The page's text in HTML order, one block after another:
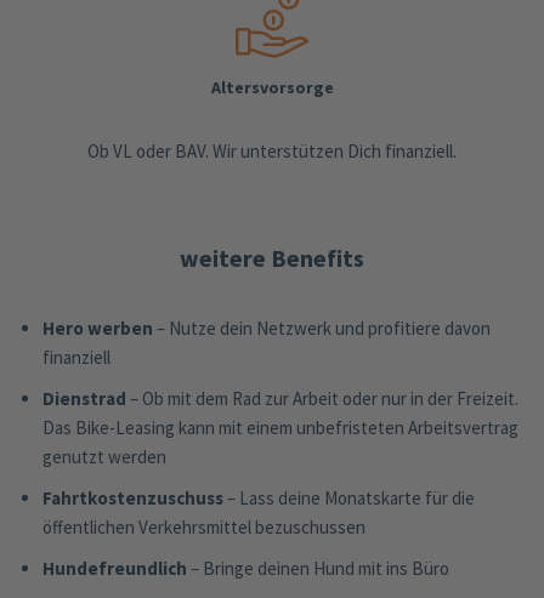
Altersvorsorge
Ob VL oder BAV. Wir unterstützen Dich finanziell.
weitere Benefits
Hero werben – Nutze dein Netzwerk und profitiere davon
finanziell
Dienstrad – Ob mit dem Rad zur Arbeit oder nur in der Freizeit.
Das Bike-Leasing kann mit einem unbefristeten Arbeitsvertrag
genutzt werden
Fahrtkostenzuschuss– Lass deine Monatskarte für die
öffentlichen Verkehrsmittel bezuschussen
Hundefreundlich – Bringe deinen Hund mit ins Büro